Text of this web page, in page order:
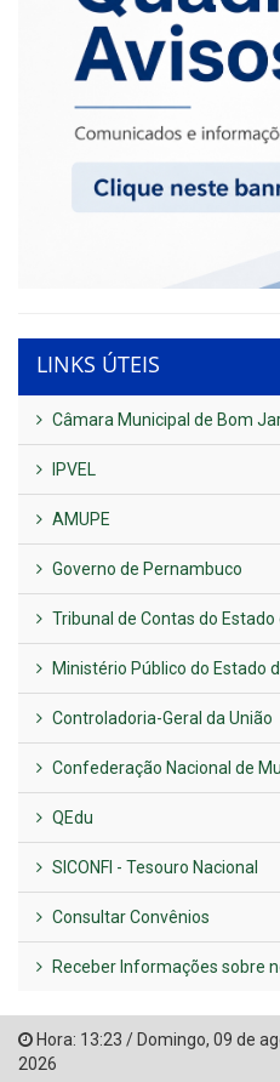
LINKS ÚTEIS
Câmara Municipal de Bom
IPVEL
AMUPE
Governo de Pernambuco
Tribunal de Contas do
Ministério Público do Estado
Controladoria-Geral da União
Confederação Nacional de
QEdu
SICONFI - Tesouro Nacional
Consultar Convênios
Receber Informações sobre
Hora: 13:23 / Domingo, 09 de
2026